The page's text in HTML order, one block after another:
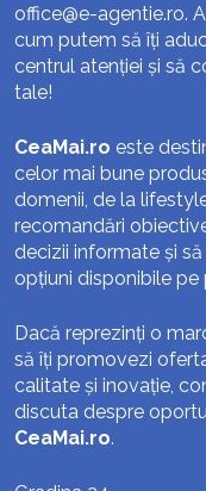
office@e-agentie.ro.
cum putem să îți
centrul atenției și să
tale!
CeaMai.ro este
celor mai bune
domenii, de la
recomandări
decizii informate și
opțiuni disponibile pe
Dacă reprezinți o
să îți promovezi
calitate și inovație,
discuta despre
CeaMai.ro.